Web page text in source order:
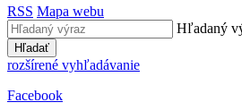
RSS Mapa webu
Hľadaný
Hľadať
rozšírené vyhľadávanie
Facebook